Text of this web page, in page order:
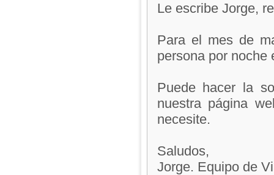
Le escribe Jorge,
Para el mes de
persona por noche
Puede hacer la
nuestra página
necesite.
Saludos,
Jorge. Equipo de